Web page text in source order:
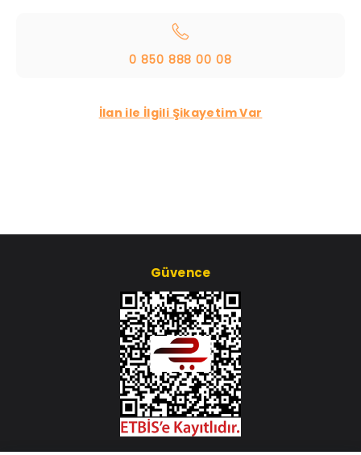
0 850 888 00 08
İlan ile İlgili Şikayetim Var
Güvence